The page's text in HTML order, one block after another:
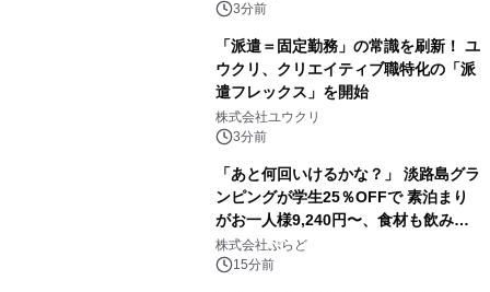
3分前
「派遣＝固定勤務」の常識を刷新！ ユ
ウクリ、クリエイティブ職特化の「派
遣フレックス」を開始
株式会社ユウクリ
3分前
「あと何回いけるかな？」 淡路島グラ
ンピングが学生25％OFFで 素泊まり
がお一人様9,240円〜、食材も飲み物
も持ち込み自由 「グランピングリゾー
ト Awaji」9月30日までの平日限定
株式会社ぷらど
15分前